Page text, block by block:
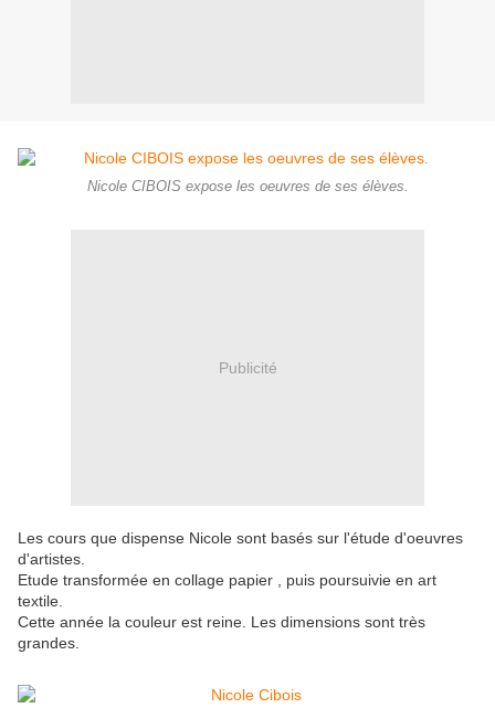
Nicole CIBOIS expose les oeuvres de ses élèves.
Publicité
Les cours que dispense Nicole sont basés sur l'étude d'oeuvres
d'artistes.
Etude transformée en collage papier , puis poursuivie en art
textile.
Cette année la couleur est reine. Les dimensions sont très
grandes.